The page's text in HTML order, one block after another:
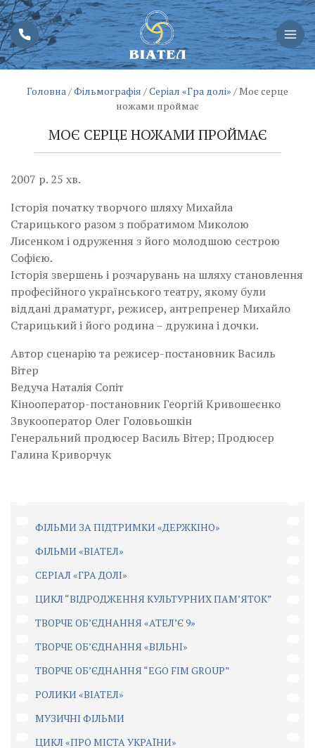
Головна /Фільмографія /Серіал «Гра долі» /Моє серце
ножами проймає
МОЄ СЕРЦЕ НОЖАМИ ПРОЙМАЄ
2007 р. 25 хв.
Історія початку творчого шляху Михайла
Старицького разом з побратимом Миколою
Лисенком і одруження з його молодшою сестрою
Софією.
Історія звершень і розчарувань на шляху становлення
професійного українського театру, якому були
віддані драматург, режисер, антрепренер Михайло
Старицький і його родина – дружина і дочки.
Автор сценарію та режисер-постановник Василь
Вітер
Ведуча Наталія Сопіт
Кінооператор-постановник Георгій Кривошеєнко
Звукооператор Олег Головьошкін
Генеральний продюсер Василь Вітер; Продюсер
Галина Криворчук
ФІЛЬМИ ЗА ПІДТРИМКИ «ДЕРЖКІНО»
ФІЛЬМИ «ВІАТЕЛ»
СЕРІАЛ «ГРА ДОЛІ»
ЦИКЛ “ВІДРОДЖЕННЯ КУЛЬТУРНИХ ПАМ’ЯТОК”
ТВОРЧЕ ОБ’ЄДНАННЯ «АТЕЛ’Є 9»
ТВОРЧЕ ОБ’ЄДНАННЯ «ВІЛЬНІ»
ТВОРЧЕ ОБ’ЄДНАННЯ “EGO FIM GROUP”
РОЛИКИ «ВІАТЕЛ»
МУЗИЧНІ ФІЛЬМИ
ЦИКЛ «ПРО МІСТА УКРАЇНИ»